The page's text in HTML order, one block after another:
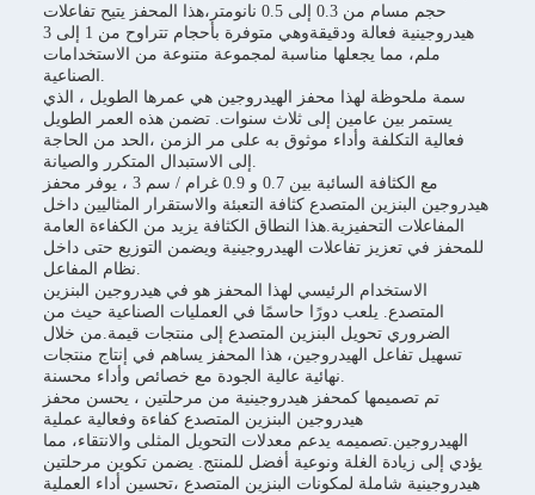
حجم مسام من 0.3 إلى 0.5 نانومتر،هذا المحفز يتيح تفاعلات
هيدروجينية فعالة ودقيقةوهي متوفرة بأحجام تتراوح من 1 إلى 3
ملم، مما يجعلها مناسبة لمجموعة متنوعة من الاستخدامات
الصناعية.
سمة ملحوظة لهذا محفز الهيدروجين هي عمرها الطويل ، الذي
يستمر بين عامين إلى ثلاث سنوات. تضمن هذه العمر الطويل
فعالية التكلفة وأداء موثوق به على مر الزمن ،الحد من الحاجة
إلى الاستبدال المتكرر والصيانة.
مع الكثافة السائبة بين 0.7 و 0.9 غرام / سم 3 ، يوفر محفز
هيدروجين البنزين المتصدع كثافة التعبئة والاستقرار المثاليين داخل
المفاعلات التحفيزية.هذا النطاق الكثافة يزيد من الكفاءة العامة
للمحفز في تعزيز تفاعلات الهيدروجينية ويضمن التوزيع حتى داخل
نظام المفاعل.
الاستخدام الرئيسي لهذا المحفز هو في هيدروجين البنزين
المتصدع. يلعب دورًا حاسمًا في العمليات الصناعية حيث من
الضروري تحويل البنزين المتصدع إلى منتجات قيمة.من خلال
تسهيل تفاعل الهيدروجين، هذا المحفز يساهم في إنتاج منتجات
نهائية عالية الجودة مع خصائص وأداء محسنة.
تم تصميمها كمحفز هيدروجينية من مرحلتين ، يحسن محفز
هيدروجين البنزين المتصدع كفاءة وفعالية عملية
الهيدروجين.تصميمه يدعم معدلات التحويل المثلى والانتقاء، مما
يؤدي إلى زيادة الغلة ونوعية أفضل للمنتج. يضمن تكوين مرحلتين
هيدروجينية شاملة لمكونات البنزين المتصدع ،تحسين أداء العملية